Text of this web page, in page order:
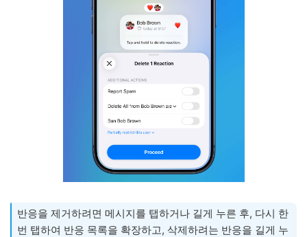
반응을 제거하려면 메시지를 탭하거나 길게 누른 후, 다시 한
번 탭하여 반응 목록을 확장하고, 삭제하려는 반응을 길게 누